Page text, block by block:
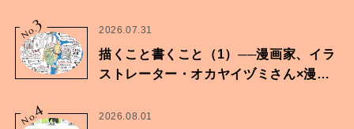
No.
3 2026.07.31
描くこと書くこと（1）──漫画家、イラ
ストレーター・オカヤイヅミさん×漫画
No.
4 2026.08.01